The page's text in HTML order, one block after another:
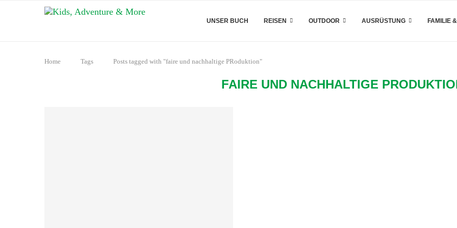
UNSER BUCH REISEN OUTDOOR AUSRÜSTUNG FAMILIE
Home Tags Posts tagged with "faire und nachhaltige PRoduktion"
FAIRE UND NACHHALTIGE